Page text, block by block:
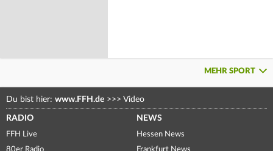
MEHR SPORT
Du bist hier: www.FFH.de >>> Video
RADIO
FFH Live
80er Radio
NEWS
Hessen News
Frankfurt News